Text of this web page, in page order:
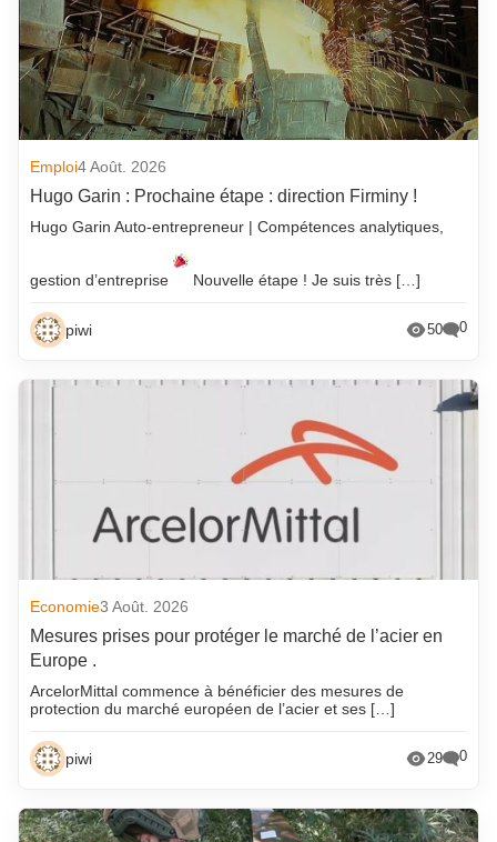
Emploi4 Août. 2026
Hugo Garin : Prochaine étape : direction Firminy !
Hugo Garin Auto-entrepreneur | Compétences analytiques,
gestion d’entreprise Nouvelle étape ! Je suis très […]
piwi 50 0
Economie3 Août. 2026
Mesures prises pour protéger le marché de l’acier en
Europe .
ArcelorMittal commence à bénéficier des mesures de
protection du marché européen de l’acier et ses […]
piwi 29 0